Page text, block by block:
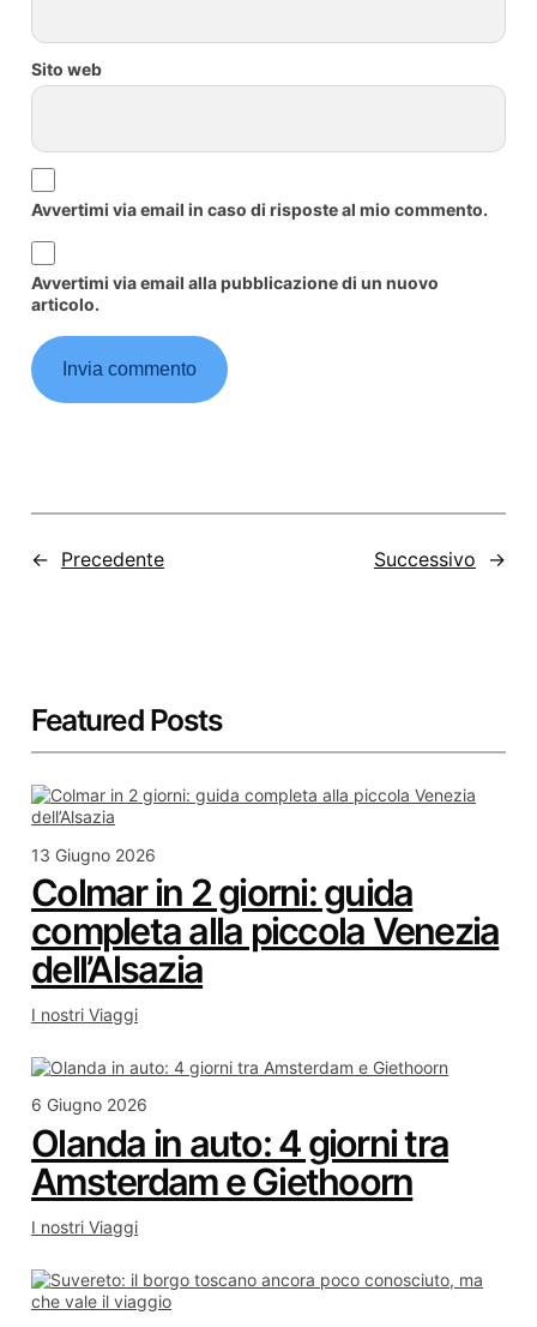
Sito web
Avvertimi via email in caso di risposte al mio commento.
Avvertimi via email alla pubblicazione di un nuovo
articolo.
← Precedente Successivo →
Featured Posts
13 Giugno 2026
Colmar in 2 giorni: guida
completa alla piccola Venezia
dell’Alsazia
I nostri Viaggi
6 Giugno 2026
Olanda in auto: 4 giorni tra
Amsterdam e Giethoorn
I nostri Viaggi